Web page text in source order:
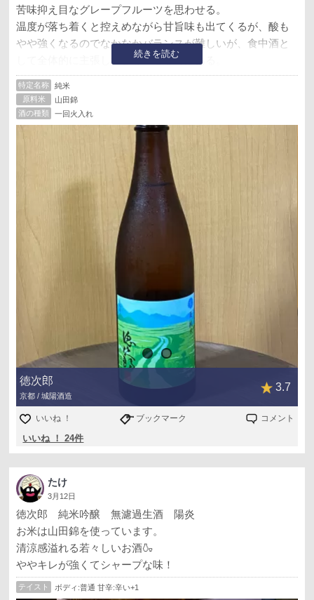
続きを読む
苦味抑え目なグレープフルーツを思わせる。
温度が落ち着くと控えめながら甘旨味も出てくるが、酸も
やや強くなるのでなかなかバランスが難しいが、食中酒と
して全体的に主張し過ぎない感じではある。
後、山田錦ではなく祝っぽさを感じる。
特定名称
純米
原料米
山田錦
酒の種類
一回火入れ
徳次郎
京都 / 城陽酒造
3.7
いいね ！ ブックマーク コメント
いいね ！ 24件
たけ
3月12日
徳次郎 純米吟醸 無濾過生酒 陽炎
お米は山田錦を使っています。
清涼感溢れる若々しいお酒🍶
ややキレが強くてシャープな味！
テイスト ボディ:普通 甘辛:辛い+1